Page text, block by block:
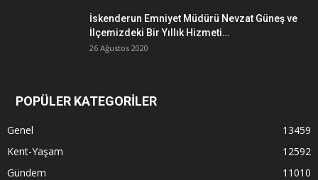
İskenderun Emniyet Müdürü Nevzat Güneş ve
İlçemizdeki Bir Yıllık Hizmeti…
26 Ağustos 2020
POPÜLER KATEGORİLER
Genel
13459
Kent-Yaşam
12592
Gündem
11010